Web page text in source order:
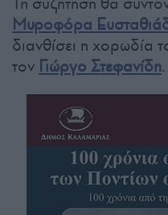
Μυροφόρα
διανθίσει η χορωδία
τον Γιώργο Στεφανίδη.